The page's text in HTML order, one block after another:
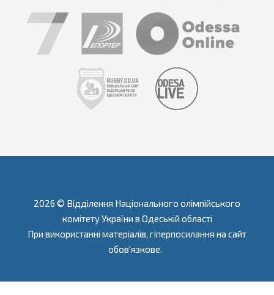
2026 © Відділення Національного олімпійського
комітету України в Одеській області
При використанні матеріалів, гіперпосилання на сайт
обов'язкове.